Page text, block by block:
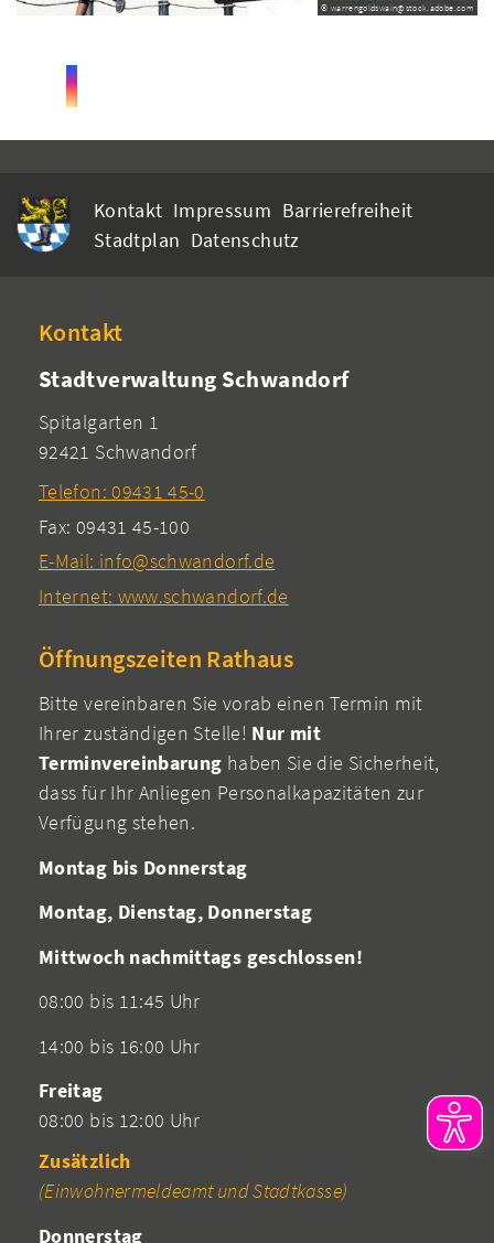
© warrengoldswain@stock.adobe.com
Kontakt Impressum Barrierefreiheit
Stadtplan Datenschutz
Kontakt
Stadtverwaltung Schwandorf
Spitalgarten 1
92421 Schwandorf
Telefon: 09431 45-0
Fax: 09431 45-100
E-Mail: info@schwandorf.de
Internet: www.schwandorf.de
Öffnungszeiten Rathaus
Bitte vereinbaren Sie vorab einen Termin mit
Ihrer zuständigen Stelle! Nur mit
Terminvereinbarung haben Sie die Sicherheit,
dass für Ihr Anliegen Personalkapazitäten zur
Verfügung stehen.
Montag bis Donnerstag
Montag, Dienstag, Donnerstag
Mittwoch nachmittags geschlossen!
08:00 bis 11:45 Uhr
14:00 bis 16:00 Uhr
Freitag
08:00 bis 12:00 Uhr
Zusätzlich
(Einwohnermeldeamt und Stadtkasse)
Donnerstag